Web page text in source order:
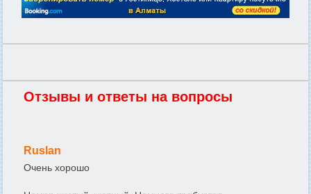
Отзывы и ответы на вопросы
Ruslan
Очень хорошо